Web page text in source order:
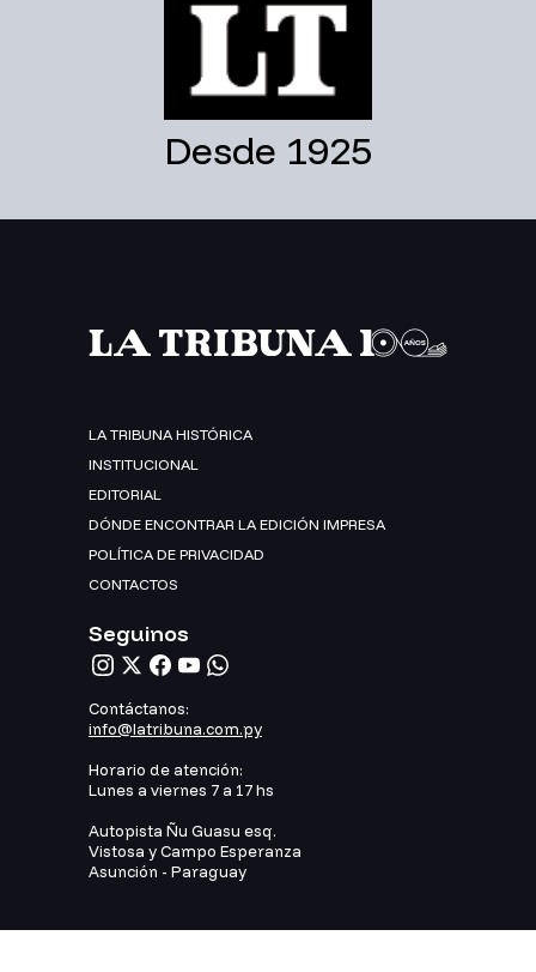
Desde 1925
LA TRIBUNA HISTÓRICA
INSTITUCIONAL
EDITORIAL
DÓNDE ENCONTRAR LA EDICIÓN IMPRESA
POLÍTICA DE PRIVACIDAD
CONTACTOS
Seguinos
Contáctanos:
info@latribuna.com.py
Horario de atención:
Lunes a viernes 7 a 17 hs
Autopista Ñu Guasu esq.
Vistosa y Campo Esperanza
Asunción - Paraguay